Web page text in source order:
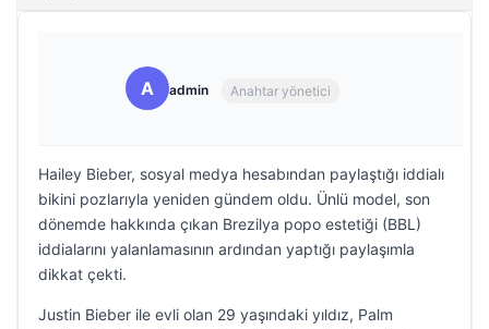
A admin Anahtar yönetici
Hailey Bieber, sosyal medya hesabından paylaştığı iddialı
bikini pozlarıyla yeniden gündem oldu. Ünlü model, son
dönemde hakkında çıkan Brezilya popo estetiği (BBL)
iddialarını yalanlamasının ardından yaptığı paylaşımla
dikkat çekti.
Justin Bieber ile evli olan 29 yaşındaki yıldız, Palm